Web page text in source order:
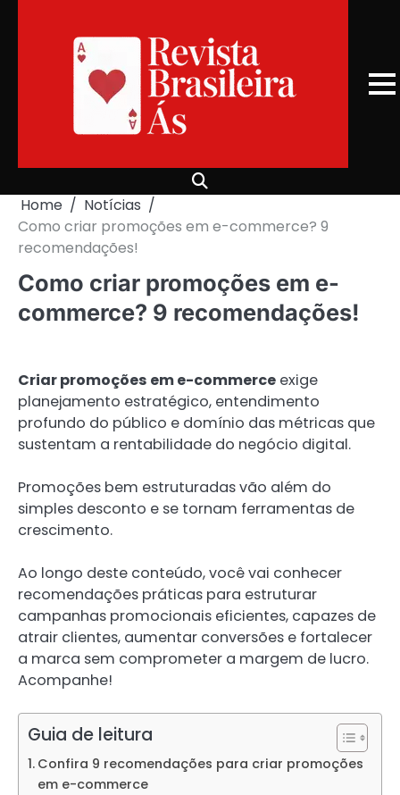
Home
Notícias
Como criar promoções em e-commerce? 9
recomendações!
Como criar promoções em e-
commerce? 9 recomendações!
Criar promoções em e-commerce exige
planejamento estratégico, entendimento
profundo do público e domínio das métricas que
sustentam a rentabilidade do negócio digital.
Promoções bem estruturadas vão além do
simples desconto e se tornam ferramentas de
crescimento.
Ao longo deste conteúdo, você vai conhecer
recomendações práticas para estruturar
campanhas promocionais eficientes, capazes de
atrair clientes, aumentar conversões e fortalecer
a marca sem comprometer a margem de lucro.
Acompanhe!
Guia de leitura
Confira 9 recomendações para criar promoções
em e-commerce